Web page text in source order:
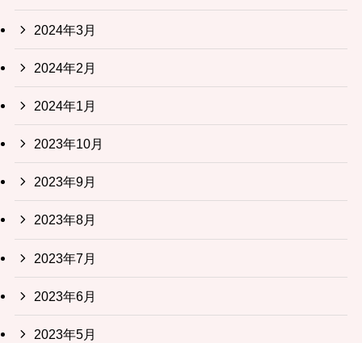
2024年3月
2024年2月
2024年1月
2023年10月
2023年9月
2023年8月
2023年7月
2023年6月
2023年5月